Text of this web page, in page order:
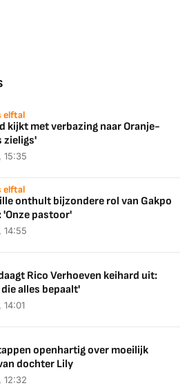
elftal
kijkt met verbazing naar Oranje-
zieligs'
15:35
elftal
onthult bijzondere rol van Gakpo
'Onze pastoor'
14:55
Rico Verhoeven keihard uit:
alles bepaalt'
openhartig over moeilijk
dochter Lily
12:32